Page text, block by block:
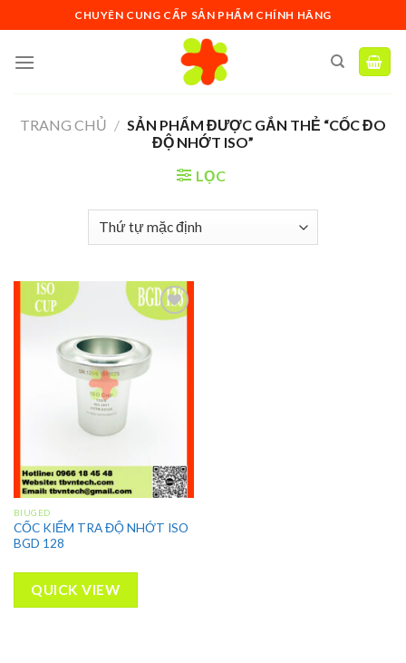
to
content
CHUYÊN CUNG CẤP SẢN PHẨM CHÍNH HÃNG
TRANG CHỦ / SẢN PHẨM ĐƯỢC GẮN THẺ “CỐC ĐO
ĐỘ NHỚT ISO”
LỌC
Add to
wishlist
BIUGED
CỐC KIỂM TRA ĐỘ NHỚT ISO
BGD 128
QUICK VIEW